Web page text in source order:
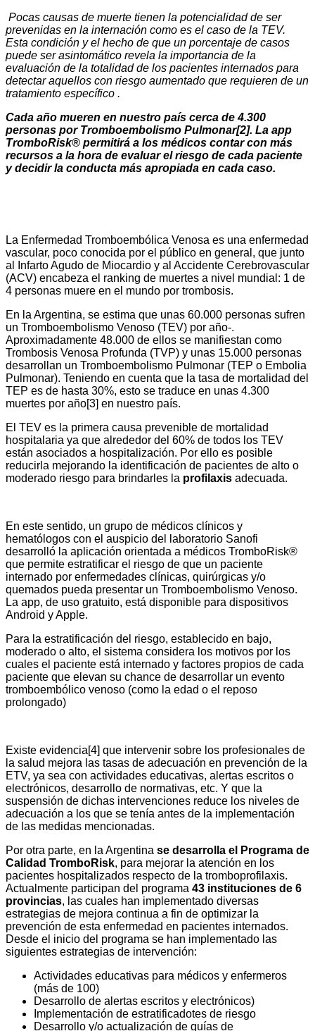
Pocas causas de muerte tienen la potencialidad de ser
prevenidas en la internación como es el caso de la TEV.
Esta condición y el hecho de que un porcentaje de casos
puede ser asintomático revela la importancia de la
evaluación de la totalidad de los pacientes internados para
detectar aquellos con riesgo aumentado que requieren de un
tratamiento específico .
Cada año mueren en nuestro país cerca de 4.300
personas por Tromboembolismo Pulmonar[2]. La app
TromboRisk® permitirá a los médicos contar con más
recursos a la hora de evaluar el riesgo de cada paciente
y decidir la conducta más apropiada en cada caso.
La Enfermedad Tromboembólica Venosa es una enfermedad
vascular, poco conocida por el público en general, que junto
al Infarto Agudo de Miocardio y al Accidente Cerebrovascular
(ACV) encabeza el ranking de muertes a nivel mundial: 1 de
4 personas muere en el mundo por trombosis.
En la Argentina, se estima que unas 60.000 personas sufren
un Tromboembolismo Venoso (TEV) por año-.
Aproximadamente 48.000 de ellos se manifiestan como
Trombosis Venosa Profunda (TVP) y unas 15.000 personas
desarrollan un Tromboembolismo Pulmonar (TEP o Embolia
Pulmonar). Teniendo en cuenta que la tasa de mortalidad del
TEP es de hasta 30%, esto se traduce en unas 4.300
muertes por año[3] en nuestro país.
El TEV es la primera causa prevenible de mortalidad
hospitalaria ya que alrededor del 60% de todos los TEV
están asociados a hospitalización. Por ello es posible
reducirla mejorando la identificación de pacientes de alto o
moderado riesgo para brindarles la profilaxis adecuada.
En este sentido, un grupo de médicos clínicos y
hematólogos con el auspicio del laboratorio Sanofi
desarrolló la aplicación orientada a médicos TromboRisk®
que permite estratificar el riesgo de que un paciente
internado por enfermedades clínicas, quirúrgicas y/o
quemados pueda presentar un Tromboembolismo Venoso.
La app, de uso gratuito, está disponible para dispositivos
Android y Apple.
Para la estratificación del riesgo, establecido en bajo,
moderado o alto, el sistema considera los motivos por los
cuales el paciente está internado y factores propios de cada
paciente que elevan su chance de desarrollar un evento
tromboembólico venoso (como la edad o el reposo
prolongado)
Existe evidencia[4] que intervenir sobre los profesionales de
la salud mejora las tasas de adecuación en prevención de la
ETV, ya sea con actividades educativas, alertas escritos o
electrónicos, desarrollo de normativas, etc. Y que la
suspensión de dichas intervenciones reduce los niveles de
adecuación a los que se tenía antes de la implementación
de las medidas mencionadas.
Por otra parte, en la Argentina se desarrolla el Programa de
Calidad TromboRisk, para mejorar la atención en los
pacientes hospitalizados respecto de la tromboprofilaxis.
Actualmente participan del programa 43 instituciones de 6
provincias, las cuales han implementado diversas
estrategias de mejora continua a fin de optimizar la
prevención de esta enfermedad en pacientes internados.
Desde el inicio del programa se han implementado las
siguientes estrategias de intervención:
Actividades educativas para médicos y enfermeros
(más de 100)
Desarrollo de alertas escritos y electrónicos)
Implementación de estratificadotes de riesgo
Desarrollo y/o actualización de guías de